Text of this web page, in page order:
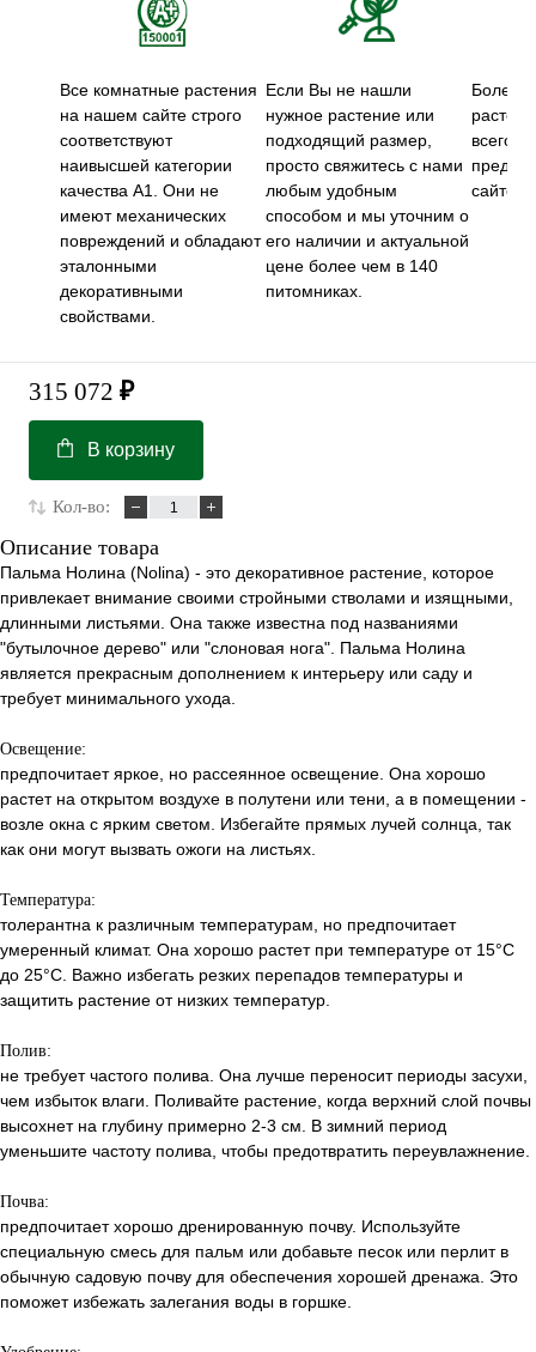
Все комнатные растения
на нашем сайте строго
соответствуют
наивысшей категории
качества А1. Они не
имеют механических
повреждений и обладают
эталонными
декоративными
свойствами.
Если Вы не нашли
нужное растение или
подходящий размер,
просто свяжитесь с нами
любым удобным
способом и мы уточним о
его наличии и актуальной
цене более чем в 140
питомниках.
Более
всего
сайте.
315 072 ₽
В корзину
Кол-во:
Описание товара
Пальма Нолина (Nolina) - это декоративное растение, которое
привлекает внимание своими стройными стволами и изящными,
длинными листьями. Она также известна под названиями
"бутылочное дерево" или "слоновая нога". Пальма Нолина
является прекрасным дополнением к интерьеру или саду и
требует минимального ухода.
Освещение:
предпочитает яркое, но рассеянное освещение. Она хорошо
растет на открытом воздухе в полутени или тени, а в помещении -
возле окна с ярким светом. Избегайте прямых лучей солнца, так
как они могут вызвать ожоги на листьях.
Температура:
толерантна к различным температурам, но предпочитает
умеренный климат. Она хорошо растет при температуре от 15°C
до 25°C. Важно избегать резких перепадов температуры и
защитить растение от низких температур.
Полив:
не требует частого полива. Она лучше переносит периоды засухи,
чем избыток влаги. Поливайте растение, когда верхний слой почвы
высохнет на глубину примерно 2-3 см. В зимний период
уменьшите частоту полива, чтобы предотвратить переувлажнение.
Почва:
предпочитает хорошо дренированную почву. Используйте
специальную смесь для пальм или добавьте песок или перлит в
обычную садовую почву для обеспечения хорошей дренажа. Это
поможет избежать залегания воды в горшке.